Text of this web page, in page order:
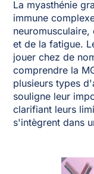
LIEN VERS LA
La myasthénie
immune
neuromusculaire,
et de la fatigue.
jouer chez de
comprendre la
plusieurs types
souligne leur
clarifiant leurs
s'intègrent dans